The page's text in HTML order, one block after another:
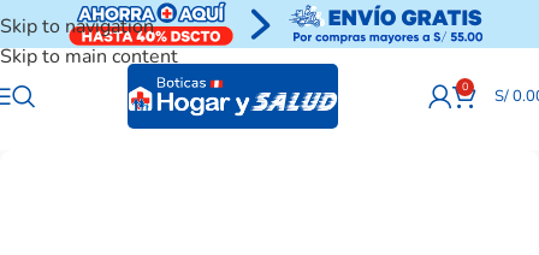
Skip to navigation
Skip to main content
0 S/